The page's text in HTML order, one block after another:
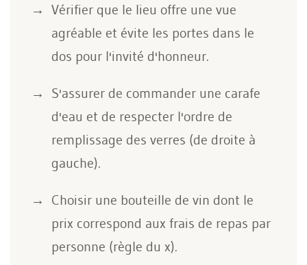
Vérifier que le lieu offre une vue
agréable et évite les portes dans le
dos pour l'invité d'honneur.
S'assurer de commander une carafe
d'eau et de respecter l'ordre de
remplissage des verres (de droite à
gauche).
Choisir une bouteille de vin dont le
prix correspond aux frais de repas par
personne (règle du x).